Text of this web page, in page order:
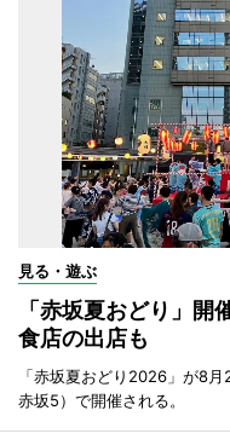
見る・遊ぶ
「赤坂夏おどり」
食店の出店も
「赤坂夏おどり2026」が8
赤坂5）で開催される。